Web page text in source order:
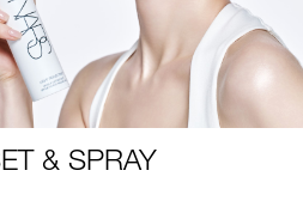
& SPRAY